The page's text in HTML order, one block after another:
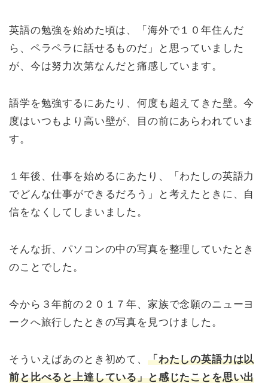
英語の勉強を始めた頃は、「海外で１０年住んだ
ら、ペラペラに話せるものだ」と思っていました
が、今は努力次第なんだと痛感しています。
語学を勉強するにあたり、何度も超えてきた壁。今
度はいつもより高い壁が、目の前にあらわれていま
す。
１年後、仕事を始めるにあたり、「わたしの英語力
でどんな仕事ができるだろう」と考えたときに、自
信をなくしてしまいました。
そんな折、パソコンの中の写真を整理していたとき
のことでした。
今から３年前の２０１７年、家族で念願のニューヨ
ークへ旅行したときの写真を見つけました。
そういえばあのとき初めて、 「わたしの英語力は以
前と比べると上達している」と感じたことを思い出